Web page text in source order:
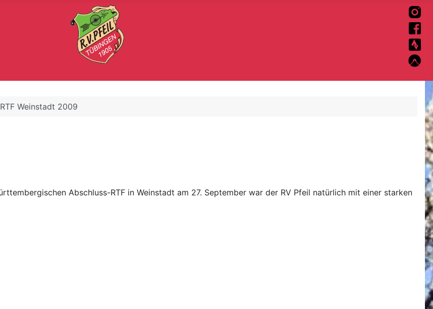
RTF Weinstadt 2009
Abschluss-RTF in Weinstadt am 27. September war der RV Pfeil natürlich mit einer starken